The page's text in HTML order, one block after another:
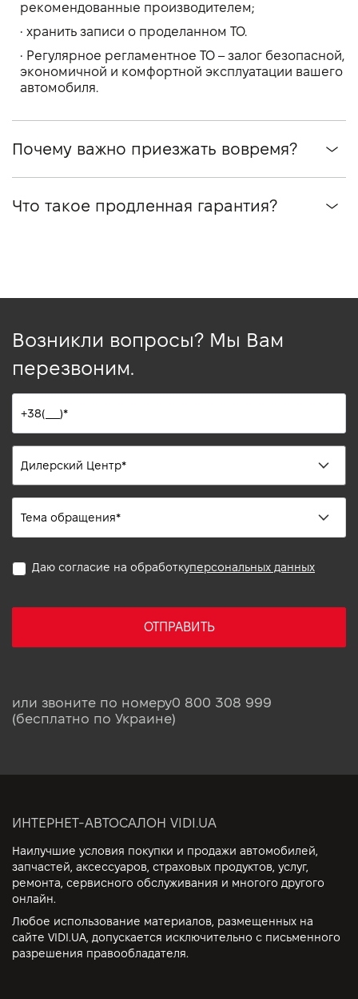
рекомендованные производителем;
• хранить записи о проделанном ТО.
• Регулярное регламентное ТО – залог безопасной,
экономичной и комфортной эксплуатации вашего
автомобиля.
Почему важно приезжать вовремя?
Что такое продленная гарантия?
Возникли вопросы? Мы Вам
перезвоним.
Даю согласие на обработкуперсональных данных
ОТПРАВИТЬ
или звоните по номеру0 800 308 999
(бесплатно по Украине)
ИНТЕРНЕТ-АВТОСАЛОН VIDI.UA
Наилучшие условия покупки и продажи автомобилей,
запчастей, аксессуаров, страховых продуктов, услуг,
ремонта, сервисного обслуживания и многого другого
онлайн.
Любое использование материалов, размещенных на
сайте VIDI.UA, допускается исключительно с письменного
разрешения правообладателя.